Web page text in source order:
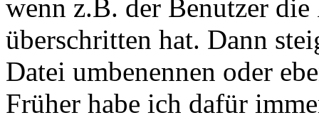
wenn z.B. der Benutzer
überschritten hat. Dann
Datei umbenennen oder
Früher habe ich dafür